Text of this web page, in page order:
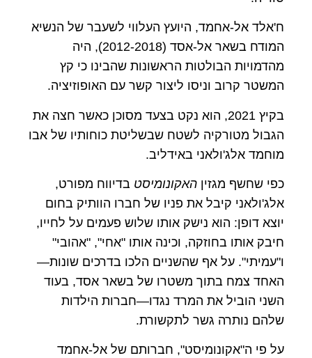
ח'אלד אל-אחמד, היועץ העלווי לשעבר של הנשיא
המודח בשאר אל-אסד (2012-2018), היה
מהדמויות הבולטות הראשונות שהבינו כי קץ
המשטר קרוב וניסו ליצור קשר עם האופוזיציה.
בקיץ 2021, הוא נקט בצעד מסוכן כאשר חצה את
הגבול מטורקיה לשטח שבשליטת כוחותיו של אבו
מוחמד אלג'ולאני באידליב.
כפי שחשף מגזין האקונומיסט בדיווח מפורט,
אלג'ולאני קיבל את פניו של חברו הוותיק בחום
יוצא דופן: הוא נישק אותו שלוש פעמים על לחייו,
חיבק אותו בחוזקה, וכינה אותו "אחי", "אהובי"
ו"עמיתי". על אף שהשניים הלכו בדרכים שונות—
האחד צמח בתוך משטרו של בשאר אסד, בעוד
השני הוביל את המרד נגדו—חברות הילדות
שלהם נותרה גשר לתקשורת.
על פי ה"אקונומיסט", חברותם של אל-אחמד